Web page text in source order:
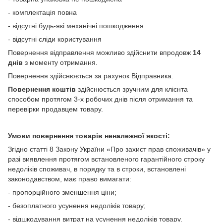
- комплектація повна
- відсутні будь-які механічні пошкодження
- відсутні сліди користування
Повернення відправлення можливо здійснити впродовж 14
днів з моменту отримання.
Повернення здійснюється за рахунок Відправника.
Повернення коштів здійснюється зручним для клієнта
способом протягом 3-х робочих днів після отримання та
перевірки продавцем товару.
Умови повернення товарів неналежної якості:
Згідно статті 8 Закону України «Про захист прав споживачів» у
разі виявлення протягом встановленого гарантійного строку
недоліків споживач, в порядку та в строки, встановлені
законодавством, має право вимагати:
- пропорційного зменшення ціни;
- безоплатного усунення недоліків товару;
- відшкодування витрат на усунення недоліків товару.